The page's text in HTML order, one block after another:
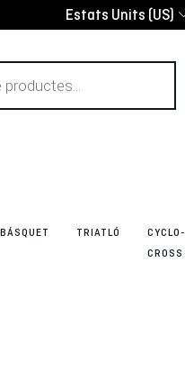
Estats Units (US)
BÁSQUET TRIATLÓ
CYCLO-
CROSS